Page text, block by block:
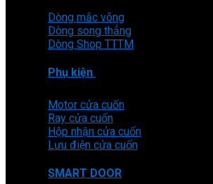
Dòng mắc võng
Dòng song thẳng
Dòng Shop TTTM
Phụ kiện
Motor cửa cuốn
Ray cửa cuốn
Hộp nhận cửa cuốn
Lưu điện cửa cuốn
SMART DOOR